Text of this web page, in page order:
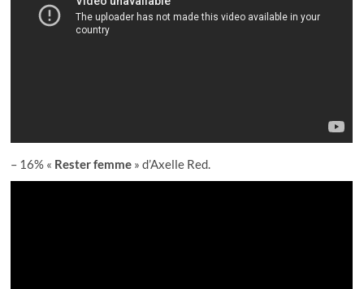
– 16% « Rester femme » d’Axelle Red.